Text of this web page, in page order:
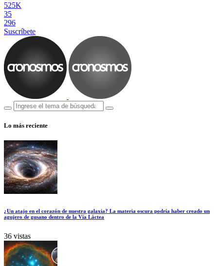
525K
35
296
Suscríbete
Lo más reciente
¿Un atajo en el corazón de nuestra galaxia? La materia oscura podría haber creado un
agujero de gusano dentro de la Vía Láctea
36 vistas